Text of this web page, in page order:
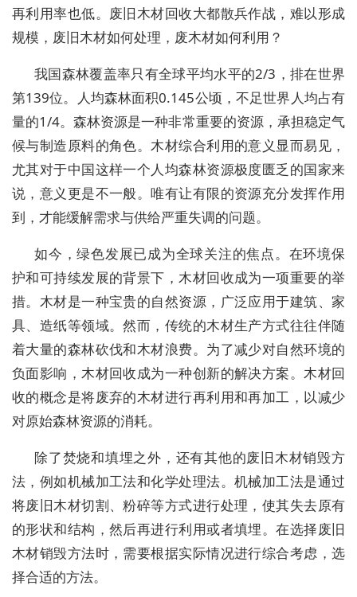
再利用率也低。废旧木材回收大都散兵作战，难以形成
规模，废旧木材如何处理，废木材如何利用？
我国森林覆盖率只有全球平均水平的2/3，排在世界
第139位。人均森林面积0.145公顷，不足世界人均占有
量的1/4。森林资源是一种非常重要的资源，承担稳定气
候与制造原料的角色。木材综合利用的意义显而易见，
尤其对于中国这样一个人均森林资源极度匮乏的国家来
说，意义更是不一般。唯有让有限的资源充分发挥作用
到，才能缓解需求与供给严重失调的问题。
如今，绿色发展已成为全球关注的焦点。在环境保
护和可持续发展的背景下，木材回收成为一项重要的举
措。木材是一种宝贵的自然资源，广泛应用于建筑、家
具、造纸等领域。然而，传统的木材生产方式往往伴随
着大量的森林砍伐和木材浪费。为了减少对自然环境的
负面影响，木材回收成为一种创新的解决方案。木材回
收的概念是将废弃的木材进行再利用和再加工，以减少
对原始森林资源的消耗。
除了焚烧和填埋之外，还有其他的废旧木材销毁方
法，例如机械加工法和化学处理法。机械加工法是通过
将废旧木材切割、粉碎等方式进行处理，使其失去原有
的形状和结构，然后再进行利用或者填埋。在选择废旧
木材销毁方法时，需要根据实际情况进行综合考虑，选
择合适的方法。